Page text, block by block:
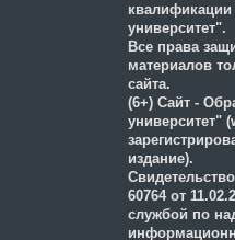
университет".
Все права
материалов
сайта.
(6+) Сайт -
университет"
издание).
60764 от
службой по